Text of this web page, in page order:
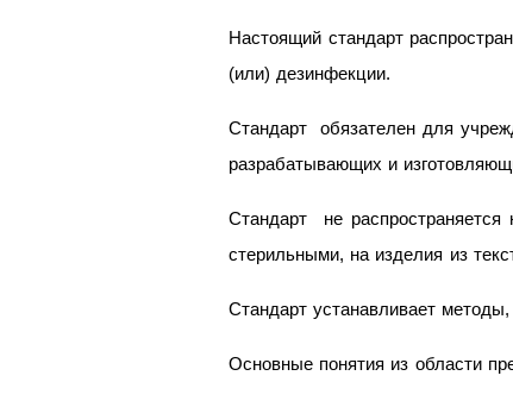
Настоящий стандарт
(или) дезинфекции.
Стандарт обязателен для
разрабатывающих и
Стандарт не
стерильными, на изделия из
Стандарт устанавливает
Основные понятия из области